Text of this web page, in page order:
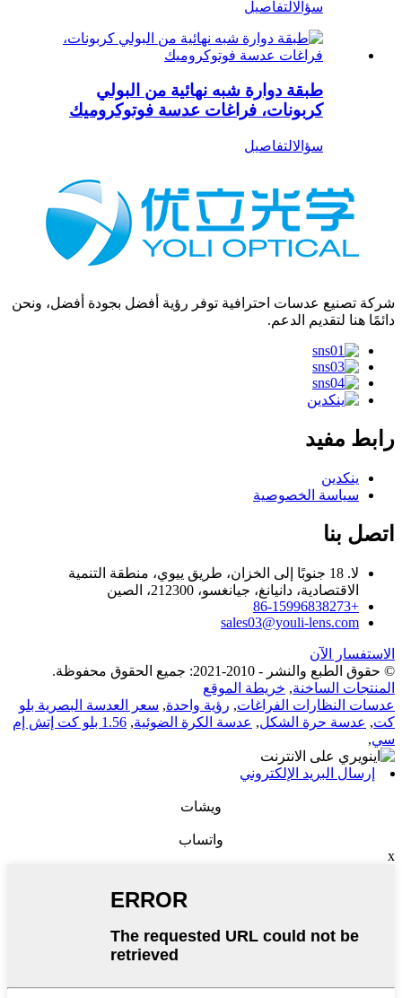
سؤالالتفاصيل
طبقة دوارة شبه نهائية من البولي
كربونات، فراغات عدسة فوتوكروميك
سؤالالتفاصيل
شركة تصنيع عدسات احترافية توفر رؤية أفضل بجودة أفضل، ونحن
دائمًا هنا لتقديم الدعم.
رابط مفيد
ينكدين
سياسة الخصوصية
اتصل بنا
لا. 18 جنوبًا إلى الخزان، طريق ييوي، منطقة التنمية
الاقتصادية، دانيانغ، جيانغسو، 212300، الصين
+86-15996838273
sales03@youli-lens.com
الاستفسار الآن
© حقوق الطبع والنشر - 2010-2021: جميع الحقوق محفوظة.
المنتجات الساخنة, خريطة الموقع
عدسات النظارات الفراغات, رؤية واحدة, سعر العدسة البصرية بلو
كت, عدسة حرة الشكل, عدسة الكرة الضوئية,
1.56 بلو كت إتش إم
سي,
إرسال البريد الإلكتروني
ويشات
واتساب
x